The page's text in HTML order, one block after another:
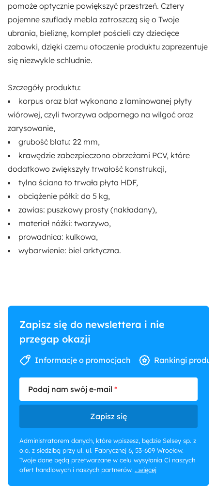
Obrzeża PVC
Dostępne oświetlenie:
Nie
Rodzaj:
Długość:
40 cm
Materiał:
Płyta meblowa Tworzywo sztuczne
Sposób montażu:
Stojący
pomoże optycznie powiększyć przestrzeń. Cztery
pojemne szuflady mebla zatroszczą się o Twoje
ubrania, bieliznę, komplet pościeli czy dziecięce
zabawki, dzięki czemu otoczenie produktu zaprezentuje
się niezwykle schludnie.
Szczegóły produktu:
korpus oraz blat wykonano z laminowanej płyty
wiórowej, czyli tworzywa odpornego na wilgoć oraz
zarysowanie,
grubość blatu: 22 mm,
krawędzie zabezpieczono obrzeżami PCV, które
dodatkowo zwiększyły trwałość konstrukcji,
tylna ściana to trwała płyta HDF,
obciążenie półki: do 5 kg,
zawias: puszkowy prosty (nakładany),
materiał nóżki: tworzywo,
prowadnica: kulkowa,
wybarwienie: biel arktyczna.
Zapisz się do newslettera i nie
przegap okazji
Informacje o promocjach Rankingi
Podaj nam swój e-mail
Zapisz się
Administratorem danych, które wpiszesz, będzie Selsey sp. z
o.o. z siedzibą przy ul. ul. Fabrycznej 6, 53-609 Wrocław.
Twoje dane będą przetwarzane w celu wysyłania Ci naszych
ofert handlowych i naszych partnerów. ...więcej